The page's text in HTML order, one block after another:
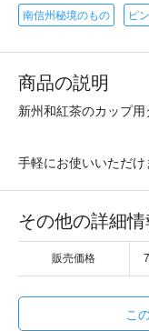
南信州秘境のもの ピ
商品の説明
新州和紅茶のカップ用
手軽にお使いいただけ
その他の詳細情
販売価格
こ